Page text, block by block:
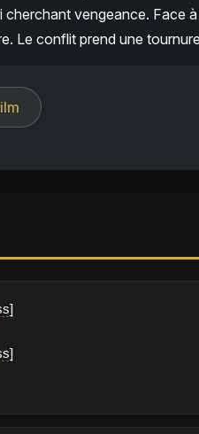
vengeance. Face
Le conflit prend une